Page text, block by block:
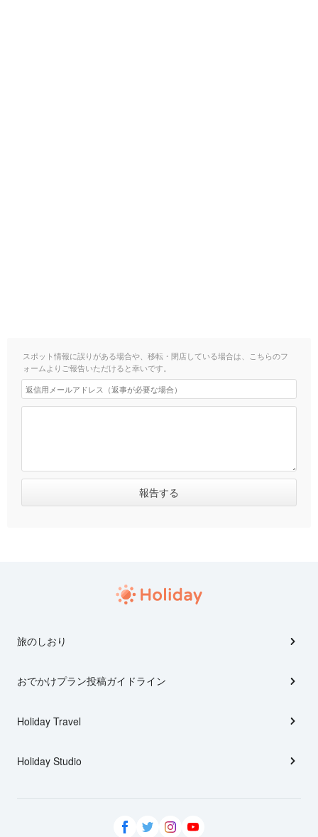
スポット情報に誤りがある場合や、移転・閉店している場合は、こちらのフ
ォームよりご報告いただけると幸いです。
旅のしおり
おでかけプラン投稿ガイドライン
Holiday Travel
Holiday Studio